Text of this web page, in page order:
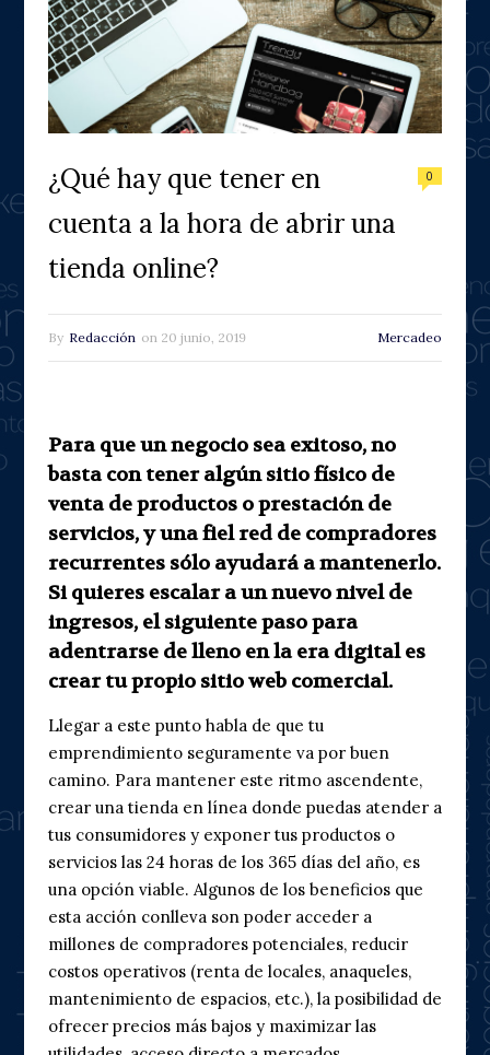
¿Qué hay que tener en
cuenta a la hora de abrir una
tienda online?
0
By Redacción on 20 junio, 2019 Mercadeo
Para que un negocio sea exitoso, no
basta con tener algún sitio físico de
venta de productos o prestación de
servicios, y una fiel red de compradores
recurrentes sólo ayudará a mantenerlo.
Si quieres escalar a un nuevo nivel de
ingresos, el siguiente paso para
adentrarse de lleno en la era digital es
crear tu propio sitio web comercial.
Llegar a este punto habla de que tu
emprendimiento seguramente va por buen
camino. Para mantener este ritmo ascendente,
crear una tienda en línea donde puedas atender a
tus consumidores y exponer tus productos o
servicios las 24 horas de los 365 días del año, es
una opción viable. Algunos de los beneficios que
esta acción conlleva son poder acceder a
millones de compradores potenciales, reducir
costos operativos (renta de locales, anaqueles,
mantenimiento de espacios, etc.), la posibilidad de
ofrecer precios más bajos y maximizar las